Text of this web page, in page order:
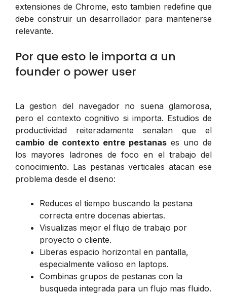
extensiones de Chrome, esto tambien redefine que
debe construir un desarrollador para mantenerse
relevante.
Por que esto le importa a un
founder o power user
La gestion del navegador no suena glamorosa,
pero el contexto cognitivo si importa. Estudios de
productividad reiteradamente senalan que el
cambio de contexto entre pestanas es uno de
los mayores ladrones de foco en el trabajo del
conocimiento. Las pestanas verticales atacan ese
problema desde el diseno:
Reduces el tiempo buscando la pestana
correcta entre docenas abiertas.
Visualizas mejor el flujo de trabajo por
proyecto o cliente.
Liberas espacio horizontal en pantalla,
especialmente valioso en laptops.
Combinas grupos de pestanas con la
busqueda integrada para un flujo mas fluido.